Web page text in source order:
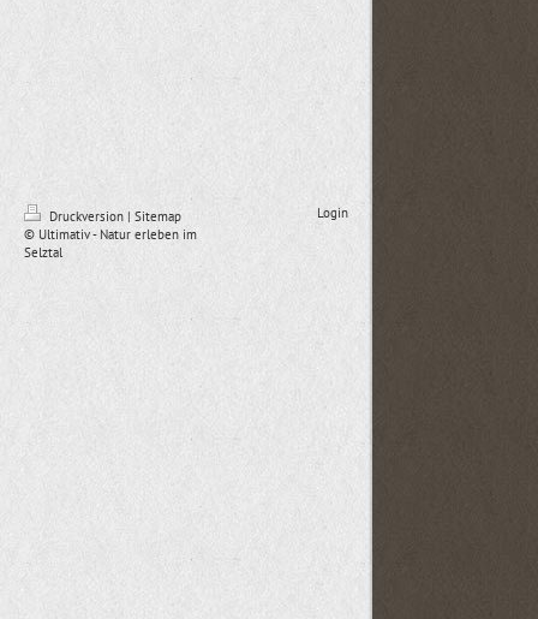
Druckversion | Sitemap
© Ultimativ - Natur erleben im
Selztal
Login